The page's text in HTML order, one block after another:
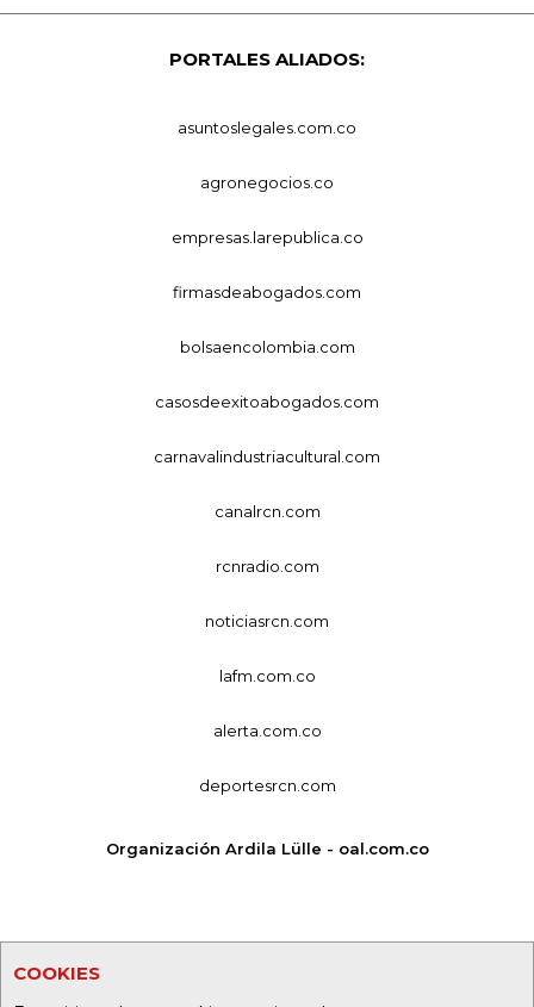
COOKIES
PORTALES ALIADOS:
asuntoslegales.com.co
agronegocios.co
empresas.larepublica.co
firmasdeabogados.com
bolsaencolombia.com
casosdeexitoabogados.com
carnavalindustriacultural.com
canalrcn.com
rcnradio.com
noticiasrcn.com
lafm.com.co
alerta.com.co
deportesrcn.com
Organización Ardila Lülle - oal.com.co